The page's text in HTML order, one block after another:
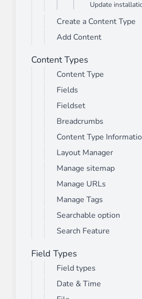
Advanced Mega
________
Construisez et
Monetico CM-CIC
________
La meilleure
⟶ découvrir
Advanced JS
________
Améliorez les
⟶ découvrir
Front End Visual
________
Organisez
Update
Create a Content Type
Add Content
Content Types
Content Type
Fields
Fieldset
Breadcrumbs
Content Type
Layout Manager
Manage sitemap
Manage URLs
Manage Tags
Searchable option
Search Feature
Field Types
Field types
Date & Time